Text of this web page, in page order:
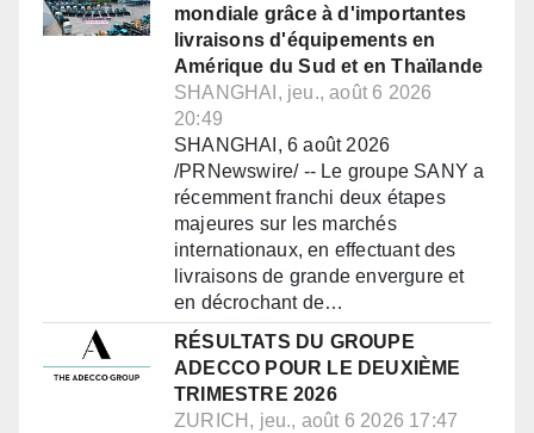
mondiale grâce à d'importantes
livraisons d'équipements en
Amérique du Sud et en Thaïlande
SHANGHAI, jeu., août 6 2026
20:49
SHANGHAI, 6 août 2026
/PRNewswire/ -- Le groupe SANY a
récemment franchi deux étapes
majeures sur les marchés
internationaux, en effectuant des
livraisons de grande envergure et
en décrochant de…
RÉSULTATS DU GROUPE
ADECCO POUR LE DEUXIÈME
TRIMESTRE 2026
ZURICH, jeu., août 6 2026 17:47